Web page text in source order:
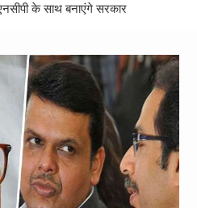
के साथ बनाएंगे सरकार